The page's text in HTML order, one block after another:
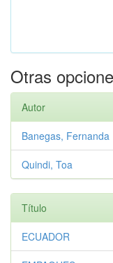
Otras
Autor
Banegas, Fernanda
Quindi, Toa
Título
ECUADOR